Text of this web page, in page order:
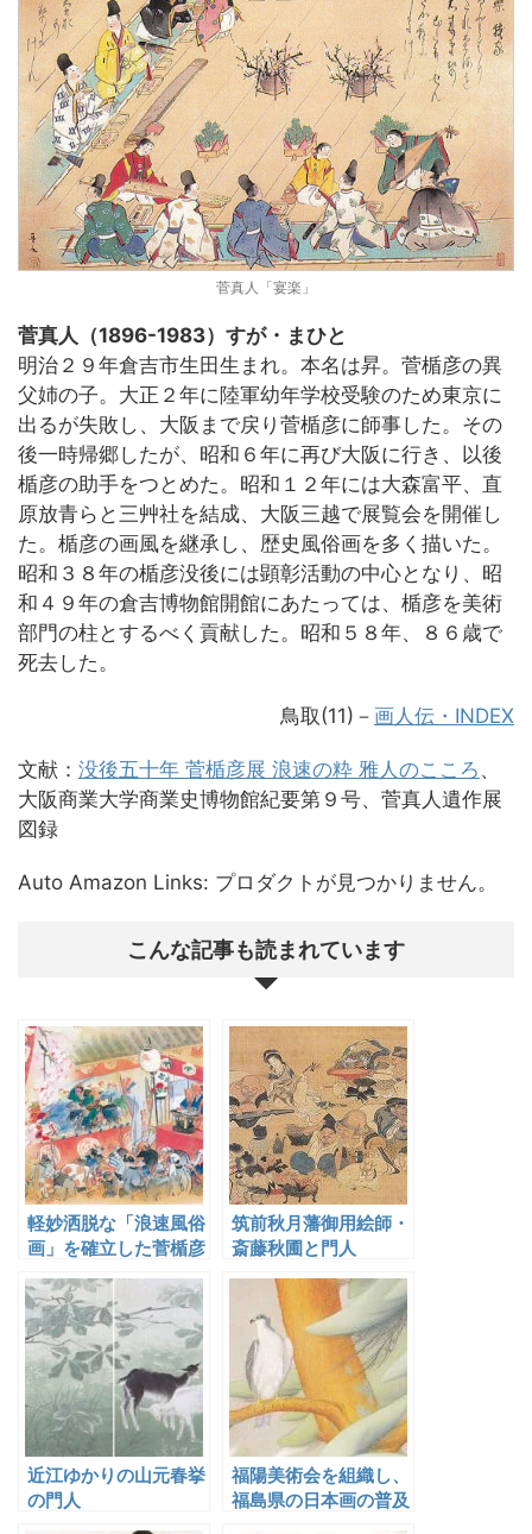
菅真人「宴楽」
菅真人（1896-1983）すが・まひと
明治２９年倉吉市生田生まれ。本名は昇。菅楯彦の異
父姉の子。大正２年に陸軍幼年学校受験のため東京に
出るが失敗し、大阪まで戻り菅楯彦に師事した。その
後一時帰郷したが、昭和６年に再び大阪に行き、以後
楯彦の助手をつとめた。昭和１２年には大森富平、直
原放青らと三艸社を結成、大阪三越で展覧会を開催し
た。楯彦の画風を継承し、歴史風俗画を多く描いた。
昭和３８年の楯彦没後には顕彰活動の中心となり、昭
和４９年の倉吉博物館開館にあたっては、楯彦を美術
部門の柱とするべく貢献した。昭和５８年、８６歳で
死去した。
鳥取(11)－ 画人伝・INDEX
文献： 没後五十年 菅楯彦展 浪速の粋 雅人のこころ 、
大阪商業大学商業史博物館紀要第９号、菅真人遺作展
図録
Auto Amazon Links: プロダクトが見つかりません。
こんな記事も読まれています
軽妙洒脱な「浪速風俗
画」を確立した菅楯彦
筑前秋月藩御用絵師・
斎藤秋圃と門人
近江ゆかりの山元春挙
の門人
福陽美術会を組織し、
福島県の日本画の普及
と向上に貢献した勝田